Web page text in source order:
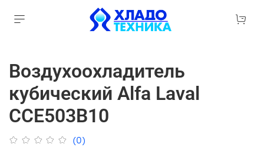
Воздухоохладитель
кубический Alfa Laval
CCE503B10
(0)